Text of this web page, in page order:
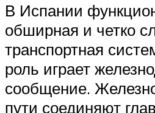
В Испании
обширная и четко
транспортная
роль играет
сообщение.
пути соединяют